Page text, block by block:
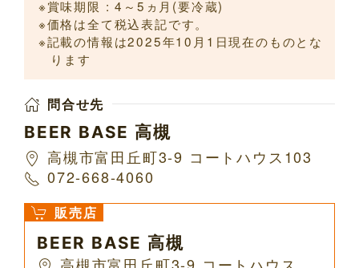
賞味期限 : 4～5ヵ月(要冷蔵)
価格は全て税込表記です。
記載の情報は2025年10月1日現在のものとな
ります
問合せ先
BEER BASE 高槻
高槻市富田丘町3-9 コートハウス103
072-668-4060
販売店
BEER BASE 高槻